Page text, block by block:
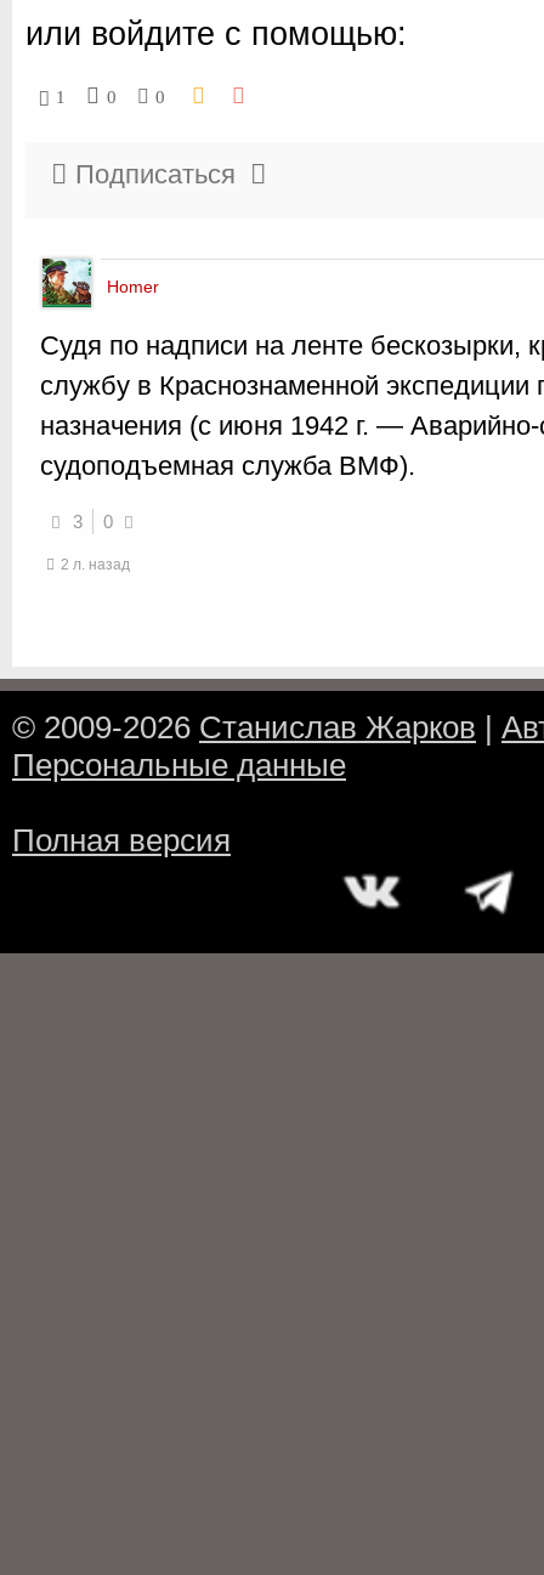
или войдите с помощью:
1 0 0
Подписаться
Homer
Судя по надписи на ленте бескозырки,
службу в Краснознаменной экспедиции
назначения (с июня 1942 г. — Аварийно-
судоподъемная служба ВМФ).
3 0
2 л. назад
© 2009-2026 Станислав Жарков |
Персональные данные
Полная версия